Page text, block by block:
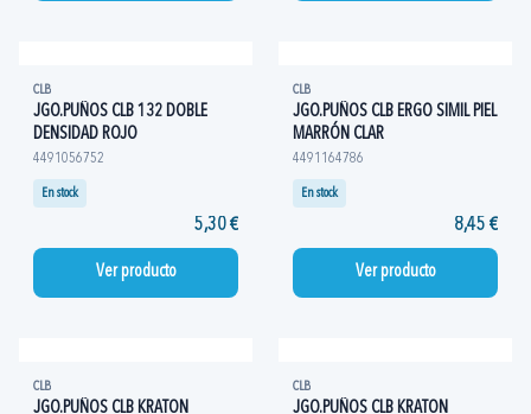
CLB
JGO.PUÑOS CLB 132 DOBLE
DENSIDAD ROJO
4491056752
En stock
5,30 €
Ver producto
CLB
JGO.PUÑOS CLB ERGO SIMIL PIEL
MARRÓN CLAR
4491164786
En stock
8,45 €
Ver producto
CLB
JGO.PUÑOS CLB KRATON
CLB
JGO.PUÑOS CLB KRATON